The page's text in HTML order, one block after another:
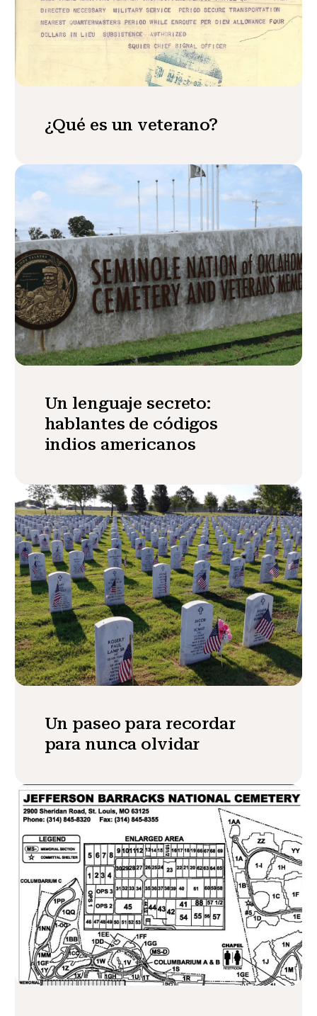
¿Qué es un veterano?
Un lenguaje secreto:
hablantes de códigos
indios americanos
Un paseo para recordar
para nunca olvidar